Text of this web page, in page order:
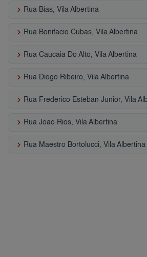
keyboard_arrow_right Rua Bias, Vila Albertina
keyboard_arrow_right Rua Bonifacio Cubas, Vila Albertina
keyboard_arrow_right Rua Caucaia Do Alto, Vila Albertina
keyboard_arrow_right Rua Diogo Ribeiro, Vila Albertina
keyboard_arrow_right Rua Frederico Esteban Junior, Vila
keyboard_arrow_right Rua Joao Rios, Vila Albertina
keyboard_arrow_right Rua Maestro Bortolucci, Vila Albertina